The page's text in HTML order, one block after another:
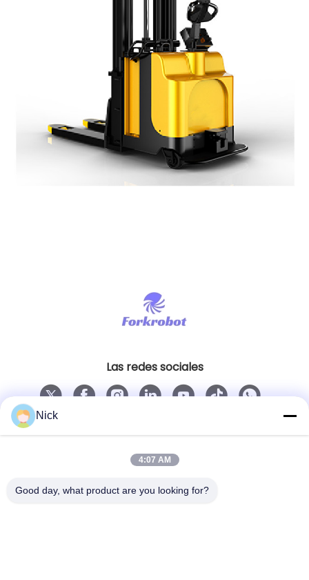
Las redes sociales
El correo electrónico
Nick
4:07 AM
Good day, what product are you looking for?